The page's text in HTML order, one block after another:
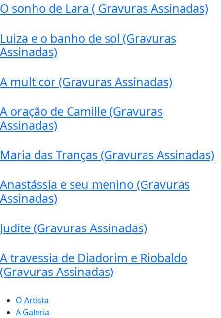
O sonho de Lara ( Gravuras Assinadas)
Luiza e o banho de sol (Gravuras
Assinadas)
A multicor (Gravuras Assinadas)
A oração de Camille (Gravuras
Assinadas)
Maria das Tranças (Gravuras Assinadas)
Anastássia e seu menino (Gravuras
Assinadas)
Judite (Gravuras Assinadas)
A travessia de Diadorim e Riobaldo
(Gravuras Assinadas)
O Artista
A Galeria